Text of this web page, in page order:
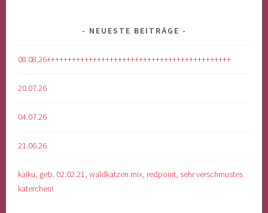
NEUESTE BEITRÄGE
08.08.26++++++++++++++++++++++++++++++++++++++++++++
20.07.26
04.07.26
21.06.26
kaiku, geb. 02.02.21, waldkatzen mix, redpoint, sehr verschmustes
katerchen!